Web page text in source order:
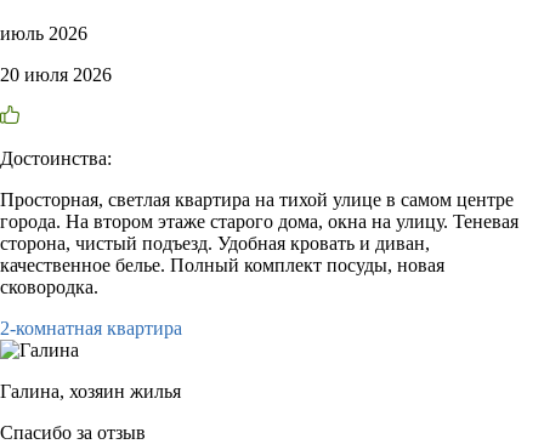
июль 2026
20 июля 2026
Достоинства:
Просторная, светлая квартира на тихой улице в самом центре
города. На втором этаже старого дома, окна на улицу. Теневая
сторона, чистый подъезд. Удобная кровать и диван,
качественное белье. Полный комплект посуды, новая
сковородка.
2-комнатная квартира
Галина, хозяин жилья
Спасибо за отзыв